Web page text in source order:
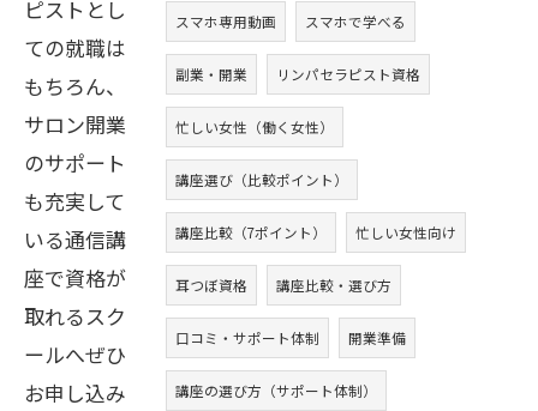
スマホ専用動画 スマホで学べる
副業・開業 リンパセラピスト資格
忙しい女性（働く女性）
講座選び（比較ポイント）
講座比較（7ポイント） 忙しい女性向け
耳つぼ資格 講座比較・選び方
口コミ・サポート体制 開業準備
講座の選び方（サポート体制）
ピストとし
ての就職は
もちろん、
サロン開業
のサポート
も充実して
いる通信講
座で資格が
取れるスク
ールへぜひ
お申し込み